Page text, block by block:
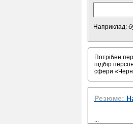
Наприклад:
Потрібен
підбір
сфери
Резюме:
...